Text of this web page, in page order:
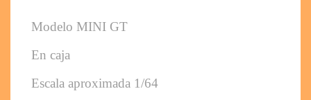
Modelo MINI GT
En caja
Escala aproximada 1/64